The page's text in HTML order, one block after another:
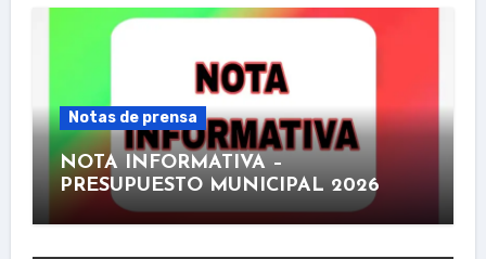
Notas de prensa
NOTA INFORMATIVA –
PRESUPUESTO MUNICIPAL 2026